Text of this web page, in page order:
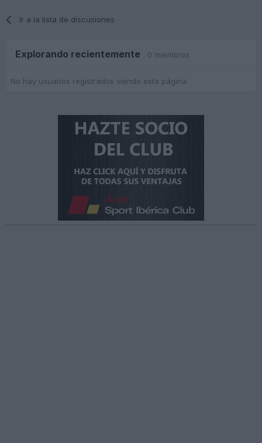
Ir a la lista de discusiones
Explorando recientemente 0 miembros
No hay usuarios registrados viendo esta página.